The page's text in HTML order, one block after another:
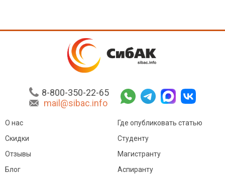
8-800-350-22-65
mail@sibac.info
О нас
Скидки
Отзывы
Блог
Где опубликовать статью
Студенту
Магистранту
Аспиранту